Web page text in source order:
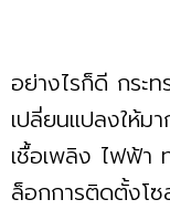
อย่างไรก็ดี กระ
เปลี่ยนแปลงให้
เชื้อเพลิง ไฟฟ้า
ล็อกการติดตั้งโ